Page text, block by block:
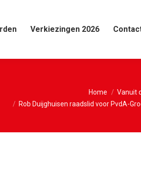
Verkiezingen 2026
Home
Vanuit
Rob Duijghuisen raadslid voor PvdA-